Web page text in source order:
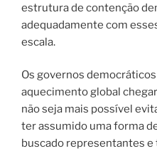
estrutura de contenção
adequadamente com
escala.
Os governos
aquecimento global
não seja mais possível
ter assumido uma forma
buscado representantes